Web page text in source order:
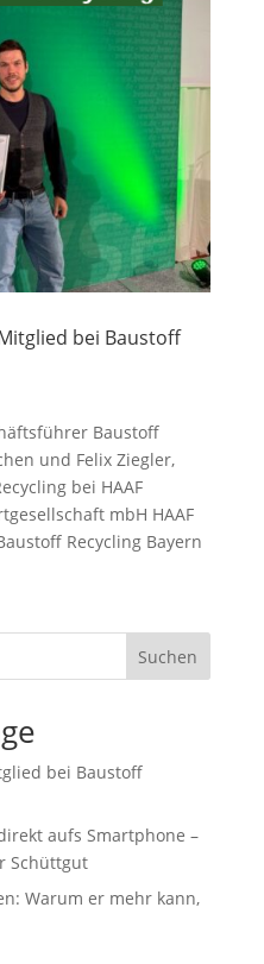
bei Baustoff
Baustoff
und Felix Ziegler,
bei HAAF
mbH HAAF
Recycling Bayern
Suchen
bei Baustoff
aufs Smartphone –
Schüttgut
Warum er mehr kann,